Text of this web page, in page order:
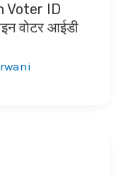
Voter ID
वोटर आईडी